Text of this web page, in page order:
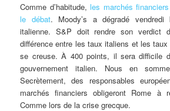
Comme d’habitude,les marchés
le débat. Moody’s a dégradé
italienne. S&P doit rendre son verdict
différence entre les taux italiens et les
se creuse. À 400 points, il sera difficile
gouvernement italien. Nous en
Secrètement, des responsables
marchés financiers obligeront Rome à
Comme lors de la crise grecque.